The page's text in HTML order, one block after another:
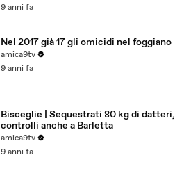
9 anni fa
Nel 2017 già 17 gli omicidi nel foggiano
amica9tv
9 anni fa
Bisceglie | Sequestrati 80 kg di datteri,
controlli anche a Barletta
amica9tv
9 anni fa